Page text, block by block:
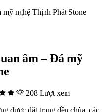
nghệ Thịnh Phát Stone
âm – Đá mỹ
208 Lượt xem
được đặt trong đền chùa, các